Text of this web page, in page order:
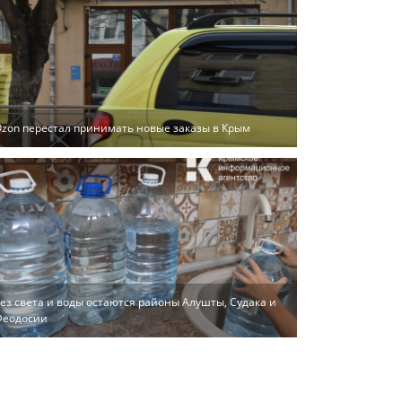
перестал принимать новые заказы в Крым
света и воды остаются районы Алушты, Судака и